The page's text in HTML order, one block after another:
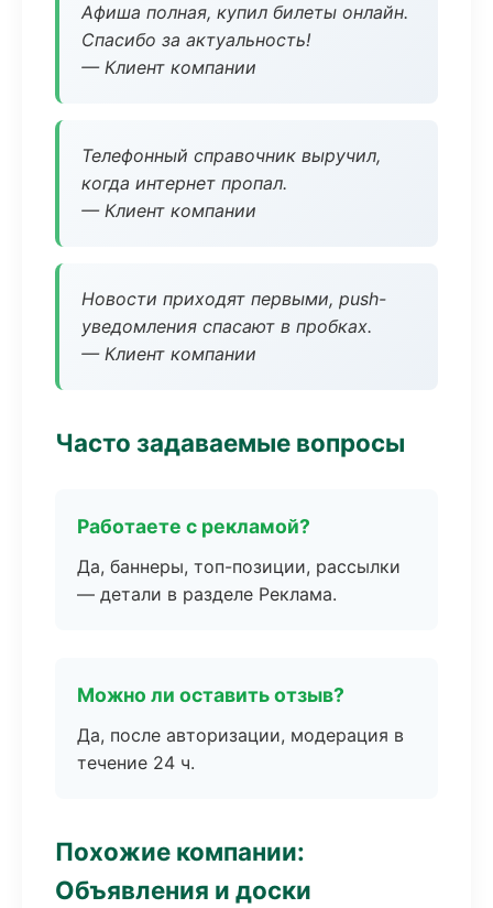
Афиша полная, купил билеты онлайн.
Спасибо за актуальность!
— Клиент компании
Телефонный справочник выручил,
когда интернет пропал.
— Клиент компании
Новости приходят первыми, push-
уведомления спасают в пробках.
— Клиент компании
Часто задаваемые вопросы
Работаете с рекламой?
Да, баннеры, топ-позиции, рассылки
— детали в разделе Реклама.
Можно ли оставить отзыв?
Да, после авторизации, модерация в
течение 24 ч.
Похожие компании:
Объявления и доски